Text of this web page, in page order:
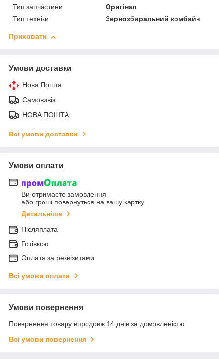
Тип запчастини
Оригінал
Тип техніки
Зернозбиральний комбайн
Приховати
Умови доставки
Нова Пошта
Самовивіз
НОВА ПОШТА
Всі умови доставки
Умови оплати
Ви отримаєте замовлення
або гроші повернуться на вашу картку
Детальніше
Післяплата
Готівкою
Оплата за реквізитами
Всі умови оплати
Умови повернення
Повернення товару впродовж 14 днів за домовленістю
Всі умови повернення